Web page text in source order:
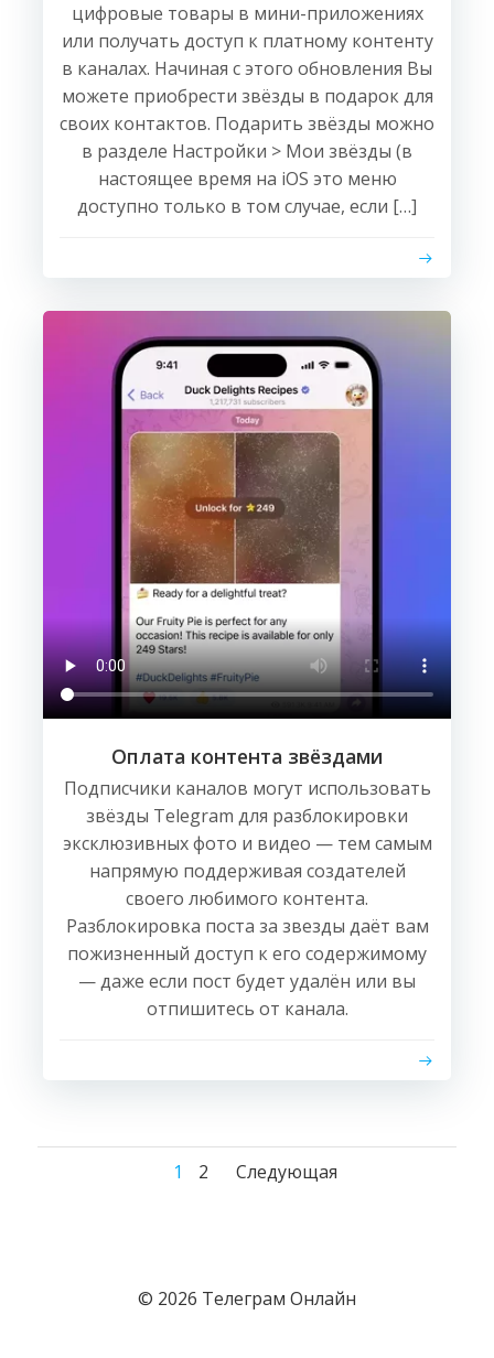
цифровые товары в мини-приложениях
или получать доступ к платному контенту
в каналах. Начиная с этого обновления Вы
можете приобрести звёзды в подарок для
своих контактов. Подарить звёзды можно
в разделе Настройки > Мои звёзды (в
настоящее время на iOS это меню
доступно только в том случае, если […]
Оплата контента звёздами
Подписчики каналов могут использовать
звёзды Telegram для разблокировки
эксклюзивных фото и видео — тем самым
напрямую поддерживая создателей
своего любимого контента.
Разблокировка поста за звезды даёт вам
пожизненный доступ к его содержимому
— даже если пост будет удалён или вы
отпишитесь от канала.
Навигация
Навигация
Страница
1 Страница
2
Навигация
Следующая
© 2026 Телеграм Онлайн